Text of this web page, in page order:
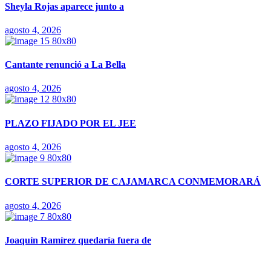
Sheyla Rojas aparece junto a
agosto 4, 2026
Cantante renunció a La Bella
agosto 4, 2026
PLAZO FIJADO POR EL JEE
agosto 4, 2026
CORTE SUPERIOR DE CAJAMARCA CONMEMORARÁ
agosto 4, 2026
Joaquín Ramírez quedaría fuera de